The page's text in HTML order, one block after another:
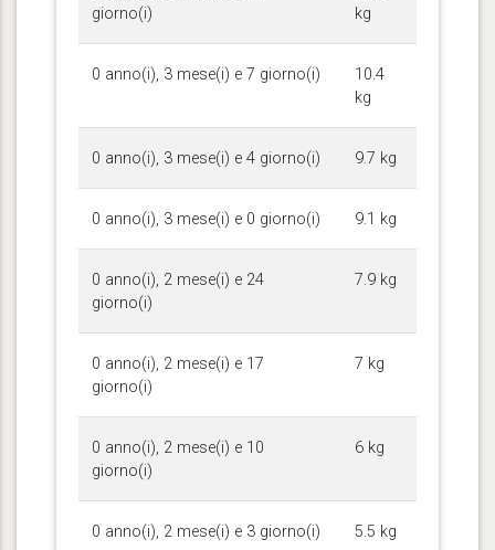
giorno(i)
kg
0 anno(i), 3 mese(i) e 7 giorno(i)
10.4
kg
0 anno(i), 3 mese(i) e 4 giorno(i) 9.7 kg
0 anno(i), 3 mese(i) e 0 giorno(i) 9.1 kg
0 anno(i), 2 mese(i) e 24
giorno(i)
7.9 kg
0 anno(i), 2 mese(i) e 17
giorno(i)
7 kg
0 anno(i), 2 mese(i) e 10
giorno(i)
6 kg
0 anno(i), 2 mese(i) e 3 giorno(i) 5.5 kg